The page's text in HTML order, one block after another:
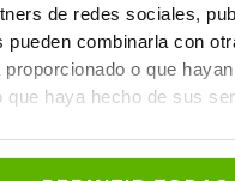
de redes sociales,
pueden combinarla con
proporcionado o que
que haya hecho de sus
Muy alta